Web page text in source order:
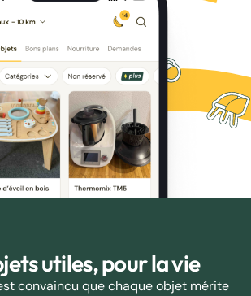
utiles, pour la vie
convaincu que chaque objet mérite